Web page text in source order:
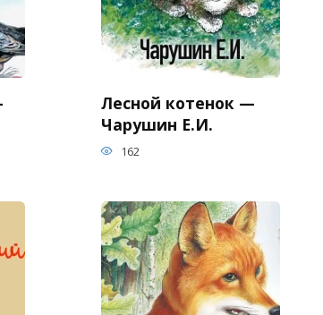
Лесной котенок —
Чарушин Е.И.
162